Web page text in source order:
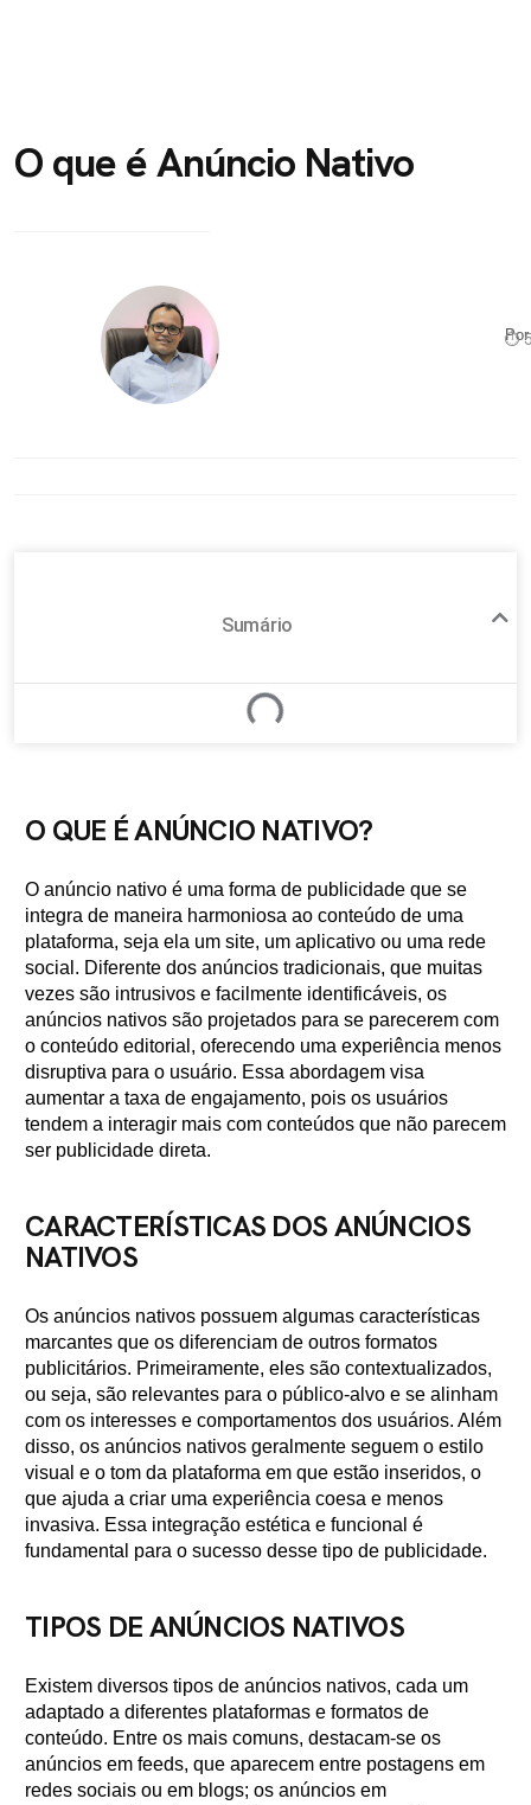
O que é Anúncio Nativo
⏱
Sumário
O QUE É ANÚNCIO NATIVO?
O anúncio nativo é uma forma de publicidade que se
integra de maneira harmoniosa ao conteúdo de uma
plataforma, seja ela um site, um aplicativo ou uma rede
social. Diferente dos anúncios tradicionais, que muitas
vezes são intrusivos e facilmente identificáveis, os
anúncios nativos são projetados para se parecerem com
o conteúdo editorial, oferecendo uma experiência menos
disruptiva para o usuário. Essa abordagem visa
aumentar a taxa de engajamento, pois os usuários
tendem a interagir mais com conteúdos que não parecem
ser publicidade direta.
CARACTERÍSTICAS DOS ANÚNCIOS
NATIVOS
Os anúncios nativos possuem algumas características
marcantes que os diferenciam de outros formatos
publicitários. Primeiramente, eles são contextualizados,
ou seja, são relevantes para o público-alvo e se alinham
com os interesses e comportamentos dos usuários. Além
disso, os anúncios nativos geralmente seguem o estilo
visual e o tom da plataforma em que estão inseridos, o
que ajuda a criar uma experiência coesa e menos
invasiva. Essa integração estética e funcional é
fundamental para o sucesso desse tipo de publicidade.
TIPOS DE ANÚNCIOS NATIVOS
Existem diversos tipos de anúncios nativos, cada um
adaptado a diferentes plataformas e formatos de
conteúdo. Entre os mais comuns, destacam-se os
anúncios em feeds, que aparecem entre postagens em
redes sociais ou em blogs; os anúncios em